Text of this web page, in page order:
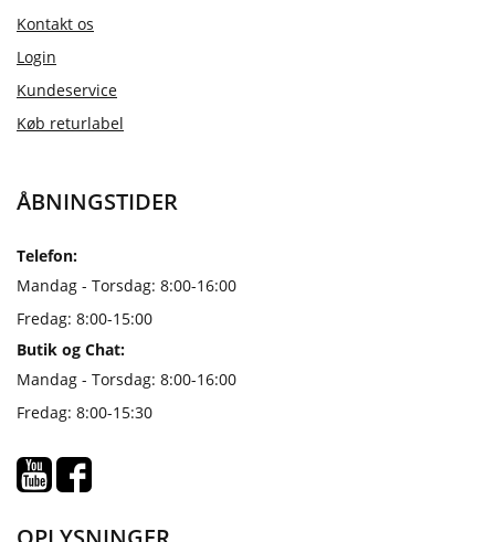
Kontakt os
Login
Kundeservice
Køb returlabel
ÅBNINGSTIDER
Telefon:
Mandag - Torsdag: 8:00-16:00
Fredag: 8:00-15:00
Butik og Chat:
Mandag - Torsdag: 8:00-16:00
Fredag: 8:00-15:30